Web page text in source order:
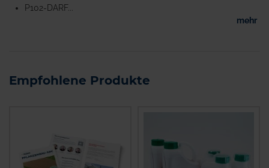
P102-DARF...
mehr
Empfohlene Produkte